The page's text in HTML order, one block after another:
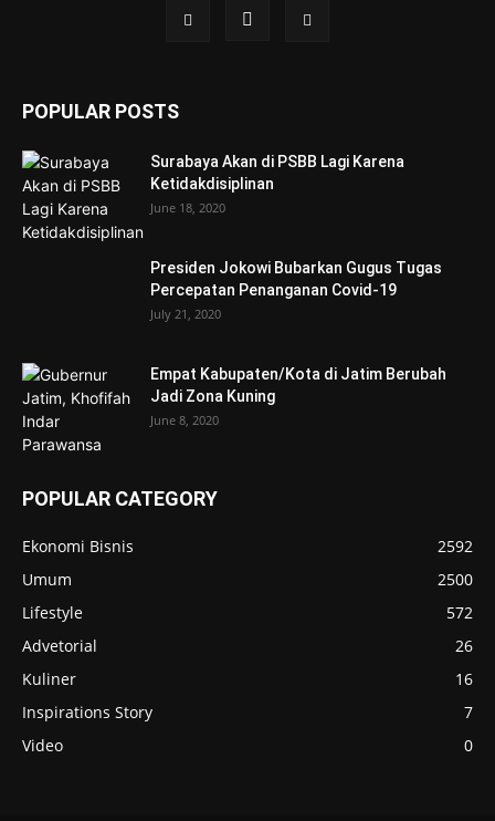
POPULAR POSTS
Surabaya Akan di PSBB Lagi Karena
Ketidakdisiplinan
June 18, 2020
Presiden Jokowi Bubarkan Gugus Tugas
Percepatan Penanganan Covid-19
July 21, 2020
Empat Kabupaten/Kota di Jatim Berubah
Jadi Zona Kuning
June 8, 2020
POPULAR CATEGORY
Ekonomi Bisnis
2592
Umum
2500
Lifestyle
572
Advetorial
26
Kuliner
16
Inspirations Story
7
Video
0